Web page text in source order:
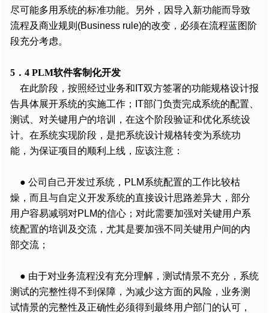
尽可能多用系统的标准功能。另外，因导入新功能而导致
流程及商业规则(Business rule)的改变，必须在流程蓝图阶
段充分考虑。
5．4 PLM软件客制化开发
在此阶段，按照经过业务和IT双方签署的功能规格设计报
告具体展开系统的实施工作；IT部门负责完成系统的配置、
测试、对关键用户的培训，在这个阶段验证和优化系统设
计。在系统实现阶段，是把系统设计规格转变为系统功
能，为保证项目的顺利上线，应该注意：
● 公司自己开发过系统，PLM系统配置的工作比较枯
燥，而且与自定义开发系统的直接设计思路差异大，部分
用户容易减弱对PLM的信心；对此需要加强对关键用户系
统配置的培训及交流，尤其是要加强不同关键用户间的内
部交流；
● 由于对业务流程没有充分理解，测试情景不充分，系统
测试的完整性得不到保障，为减少这方面的风险，业务测
试情景的完整性及正确性必须得到最终用户部门的认可，